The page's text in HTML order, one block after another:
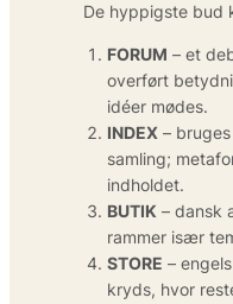
De hyppigste bud
FORUM – et
overført
idéer mødes.
INDEX –
samling;
indholdet.
BUTIK – dansk
rammer især
STORE –
kryds, hvor